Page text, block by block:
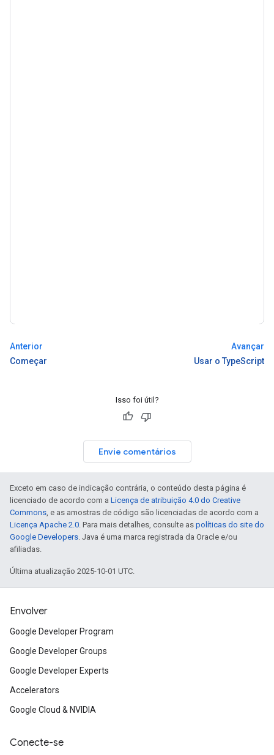
Anterior
Começar
Avançar
Usar o TypeScript
Isso foi útil?
Envie comentários
Exceto em caso de indicação contrária, o conteúdo desta página é
licenciado de acordo com a Licença de atribuição 4.0 do Creative
Commons, e as amostras de código são licenciadas de acordo com a
Licença Apache 2.0. Para mais detalhes, consulte as políticas do site do
Google Developers. Java é uma marca registrada da Oracle e/ou
afiliadas.
Última atualização 2025-10-01 UTC.
Envolver
Google Developer Program
Google Developer Groups
Google Developer Experts
Accelerators
Google Cloud & NVIDIA
Conecte-se